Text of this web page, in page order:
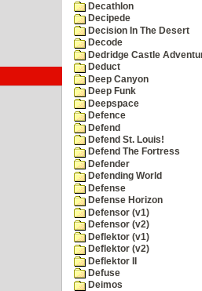
Decathlon
Decipede
Decision In The Desert
Decode
Dedridge Castle
Deduct
Deep Canyon
Deep Funk
Deepspace
Defence
Defend
Defend St. Louis!
Defend The Fortress
Defender
Defending World
Defense
Defense Horizon
Defensor (v1)
Defensor (v2)
Deflektor (v1)
Deflektor (v2)
Deflektor II
Defuse
Deimos